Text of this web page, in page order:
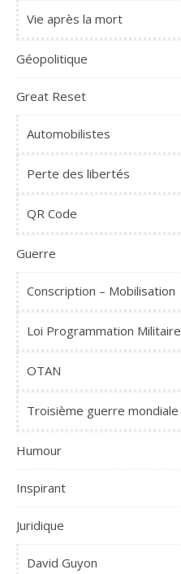
Vie après la mort
Géopolitique
Great Reset
Automobilistes
Perte des libertés
QR Code
Guerre
Conscription – Mobilisation
Loi Programmation Militaire
OTAN
Troisième guerre mondiale
Humour
Inspirant
Juridique
David Guyon